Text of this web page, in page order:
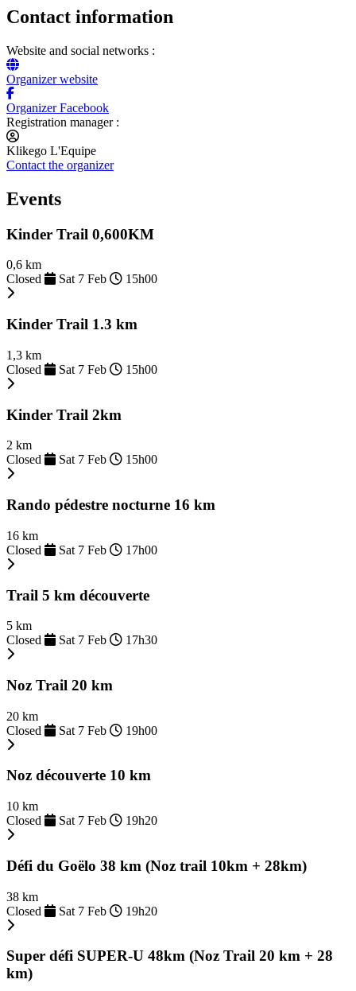
Contact information
Website and social networks :
Organizer website
Organizer Facebook
Registration manager :
Klikego L'Equipe
Contact the organizer
Events
Kinder Trail 0,600KM
0,6 km
Closed
Sat 7 Feb 15h00
Kinder Trail 1.3 km
1,3 km
Closed
Sat 7 Feb 15h00
Kinder Trail 2km
2 km
Closed
Sat 7 Feb 15h00
Rando pédestre nocturne 16 km
16 km
Closed
Sat 7 Feb 17h00
Trail 5 km découverte
5 km
Closed
Sat 7 Feb 17h30
Noz Trail 20 km
20 km
Closed
Sat 7 Feb 19h00
Noz découverte 10 km
10 km
Closed
Sat 7 Feb 19h20
Défi du Goëlo 38 km (Noz trail 10km + 28km)
38 km
Closed
Sat 7 Feb 19h20
Super défi SUPER-U 48km (Noz Trail 20 km + 28
km)